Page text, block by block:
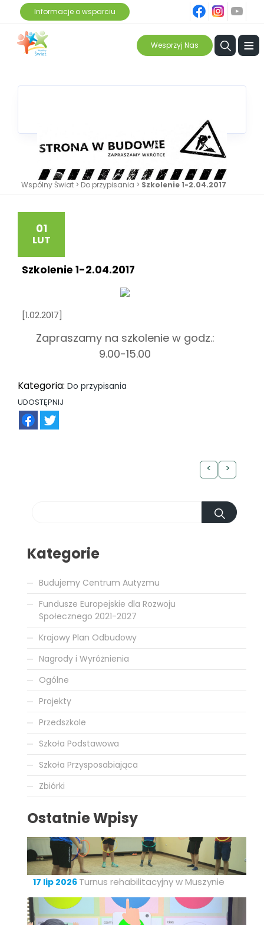
Informacje o wsparciu
ins
Wesprzyj Nas ≡
Wspólny Świat > Do przypisania > Szkolenie 1-2.04.2017
01
LUT
Szkolenie 1-2.04.2017
[1.02.2017]
Zapraszamy na szkolenie w godz.:
9.00-15.00
Kategoria: Do przypisania
UDOSTĘPNIJ
< >
Kategorie
Budujemy Centrum Autyzmu
Fundusze Europejskie dla Rozwoju
Społecznego 2021-2027
Krajowy Plan Odbudowy
Nagrody i Wyróżnienia
Ogólne
Projekty
Przedszkole
Szkoła Podstawowa
Szkoła Przysposabiająca
Zbiórki
Ostatnie Wpisy
17 lip 2026 Turnus rehabilitacyjny w Muszynie